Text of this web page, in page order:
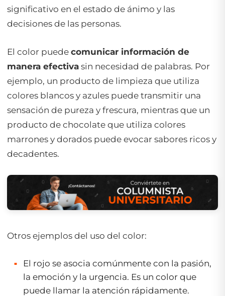
significativo en el estado de ánimo y las
decisiones de las personas.
El color puede comunicar información de
manera efectiva sin necesidad de palabras. Por
ejemplo, un producto de limpieza que utiliza
colores blancos y azules puede transmitir una
sensación de pureza y frescura, mientras que un
producto de chocolate que utiliza colores
marrones y dorados puede evocar sabores ricos y
decadentes.
Otros ejemplos del uso del color:
El rojo se asocia comúnmente con la pasión,
la emoción y la urgencia. Es un color que
puede llamar la atención rápidamente.